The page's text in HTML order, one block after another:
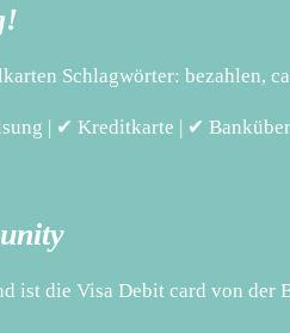
Schlagwörter: bezahlen,
| ✔ Kreditkarte | ✔
ist die Visa Debit card von der